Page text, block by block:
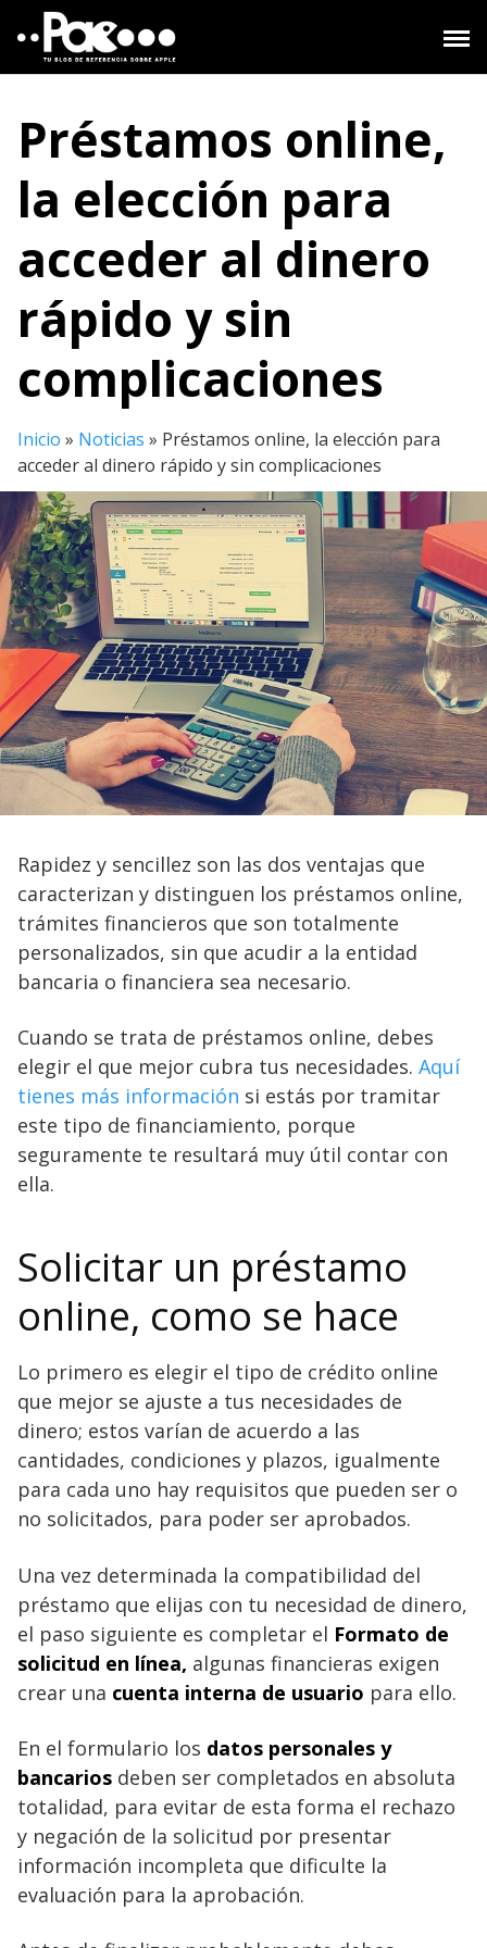
Saltar
contenido
Préstamos online,
la elección para
acceder al dinero
rápido y sin
complicaciones
Inicio » Noticias » Préstamos online, la elección para
acceder al dinero rápido y sin complicaciones
Rapidez y sencillez son las dos ventajas que
caracterizan y distinguen los préstamos online,
trámites financieros que son totalmente
personalizados, sin que acudir a la entidad
bancaria o financiera sea necesario.
Cuando se trata de préstamos online, debes
elegir el que mejor cubra tus necesidades. Aquí
tienes más información si estás por tramitar
este tipo de financiamiento, porque
seguramente te resultará muy útil contar con
ella.
Solicitar un préstamo
online, como se hace
Lo primero es elegir el tipo de crédito online
que mejor se ajuste a tus necesidades de
dinero; estos varían de acuerdo a las
cantidades, condiciones y plazos, igualmente
para cada uno hay requisitos que pueden ser o
no solicitados, para poder ser aprobados.
Una vez determinada la compatibilidad del
préstamo que elijas con tu necesidad de dinero,
el paso siguiente es completar el Formato de
solicitud en línea, algunas financieras exigen
crear una cuenta interna de usuario para ello.
En el formulario los datos personales y
bancarios deben ser completados en absoluta
totalidad, para evitar de esta forma el rechazo
y negación de la solicitud por presentar
información incompleta que dificulte la
evaluación para la aprobación.